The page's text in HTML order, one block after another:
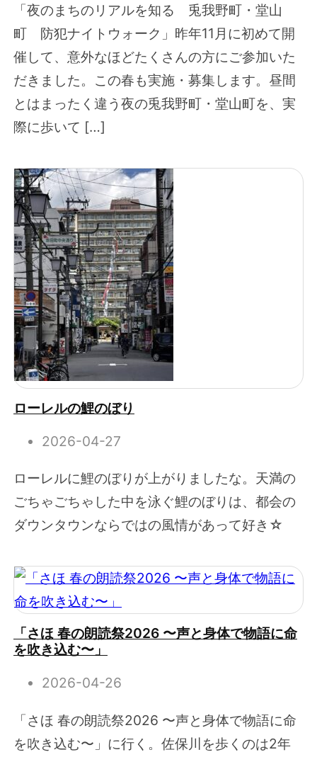
「夜のまちのリアルを知る 兎我野町・堂山
町 防犯ナイトウォーク」昨年11月に初めて開
催して、意外なほどたくさんの方にご参加いた
だきました。この春も実施・募集します。昼間
とはまったく違う夜の兎我野町・堂山町を、実
際に歩いて […]
ローレルの鯉のぼり
2026-04-27
ローレルに鯉のぼりが上がりましたな。天満の
ごちゃごちゃした中を泳ぐ鯉のぼりは、都会の
ダウンタウンならではの風情があって好き☆
「さほ 春の朗読祭2026 〜声と身体で物語に命
を吹き込む〜」
2026-04-26
「さほ 春の朗読祭2026 〜声と身体で物語に命
を吹き込む〜」に行く。佐保川を歩くのは2年